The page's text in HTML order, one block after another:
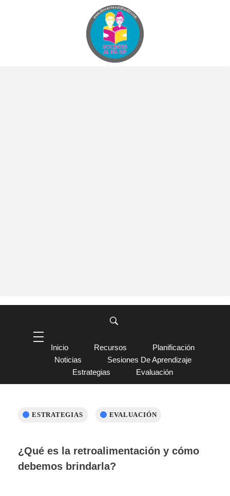
Inicio Recursos
Planificación
Noticias
Sesiones De Aprendizaje
Estrategias
Evaluación
¿Qué es la retroalimentación y cómo
debemos brindarla?
ESTRATEGIAS EVALUACIÓN